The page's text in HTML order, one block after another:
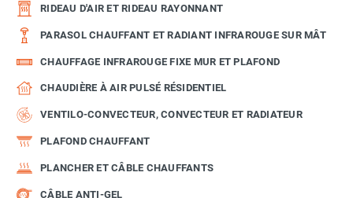
RIDEAU D'AIR ET RIDEAU RAYONNANT
PARASOL CHAUFFANT ET RADIANT INFRAROUGE SUR MÂT
CHAUFFAGE INFRAROUGE FIXE MUR ET PLAFOND
CHAUDIÈRE À AIR PULSÉ RÉSIDENTIEL
VENTILO-CONVECTEUR, CONVECTEUR ET RADIATEUR
PLAFOND CHAUFFANT
PLANCHER ET CÂBLE CHAUFFANTS
CÂBLE ANTI-GEL